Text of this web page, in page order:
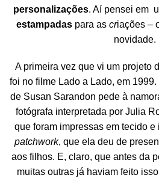
personalizações. Aí pensei em
estampadas para as criações –
novidade.
A primeira vez que vi um projeto
foi no filme Lado a Lado, em
de Susan Sarandon pede à
fotógrafa interpretada por Julia
que foram impressas em tecido
patchwork, que ela deu de
aos filhos. E, claro, que antes da
muitas outras já haviam feito